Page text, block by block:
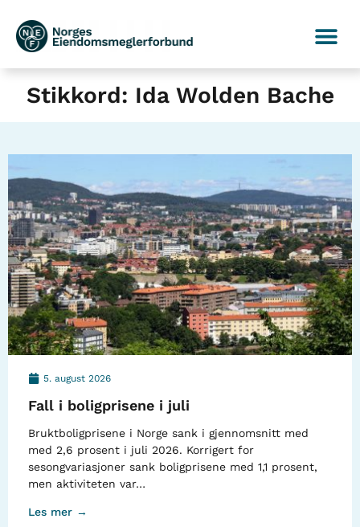
Stikkord: Ida Wolden Bache
5. august 2026
Fall i boligprisene i juli
Bruktboligprisene i Norge sank i gjennomsnitt med
med 2,6 prosent i juli 2026. Korrigert for
sesongvariasjoner sank boligprisene med 1,1 prosent,
men aktiviteten var…
Les mer →